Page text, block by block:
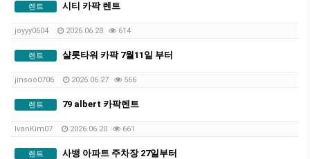
렌트 시티 카팍 렌트
joyyy0604 2026.06.28 614
렌트 샬롯타워 카팍 7월11일 부터
jinsoo0706 2026.06.27 566
렌트 79 albert 카팍렌트
IvanKim07 2026.06.20 661
렌트 사뱅 아파트 주차장 27일부터